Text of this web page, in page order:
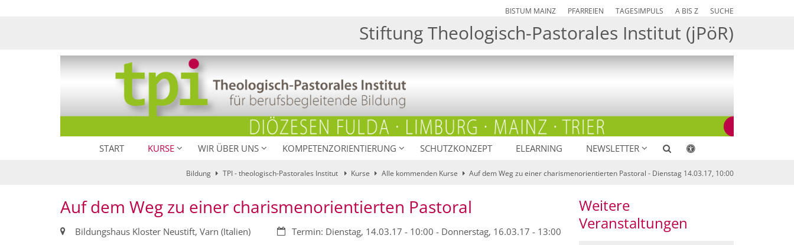
BISTUM MAINZ PFARREIEN TAGESIMPULS A BIS Z SUCHE
Stiftung Theologisch-Pastorales Institut (jPöR)
START KURSE WIR ÜBER UNS KOMPETENZORIENTIERUNG SCHUTZKONZEPT ELEARNING NEWSLETTER
Bildung TPI - theologisch-Pastorales Institut Kurse Alle kommenden Kurse Auf dem Weg zu einer charismenorientierten Pastoral - Dienstag 14.03.17, 10:00
Auf dem Weg zu einer charismenorientierten Pastoral
Datum:Termin: Dienstag, 14.03.17 - 10:00 - Donnerstag, 16.03.17 - 13:00
Ort: Bildungshaus Kloster Neustift, Varn (Italien)
Weitere
Veranstaltungen